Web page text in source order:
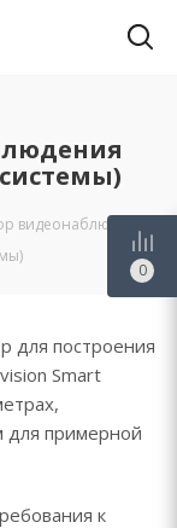
видеонаблюдения
для построения
Smart
для примерной
к
0